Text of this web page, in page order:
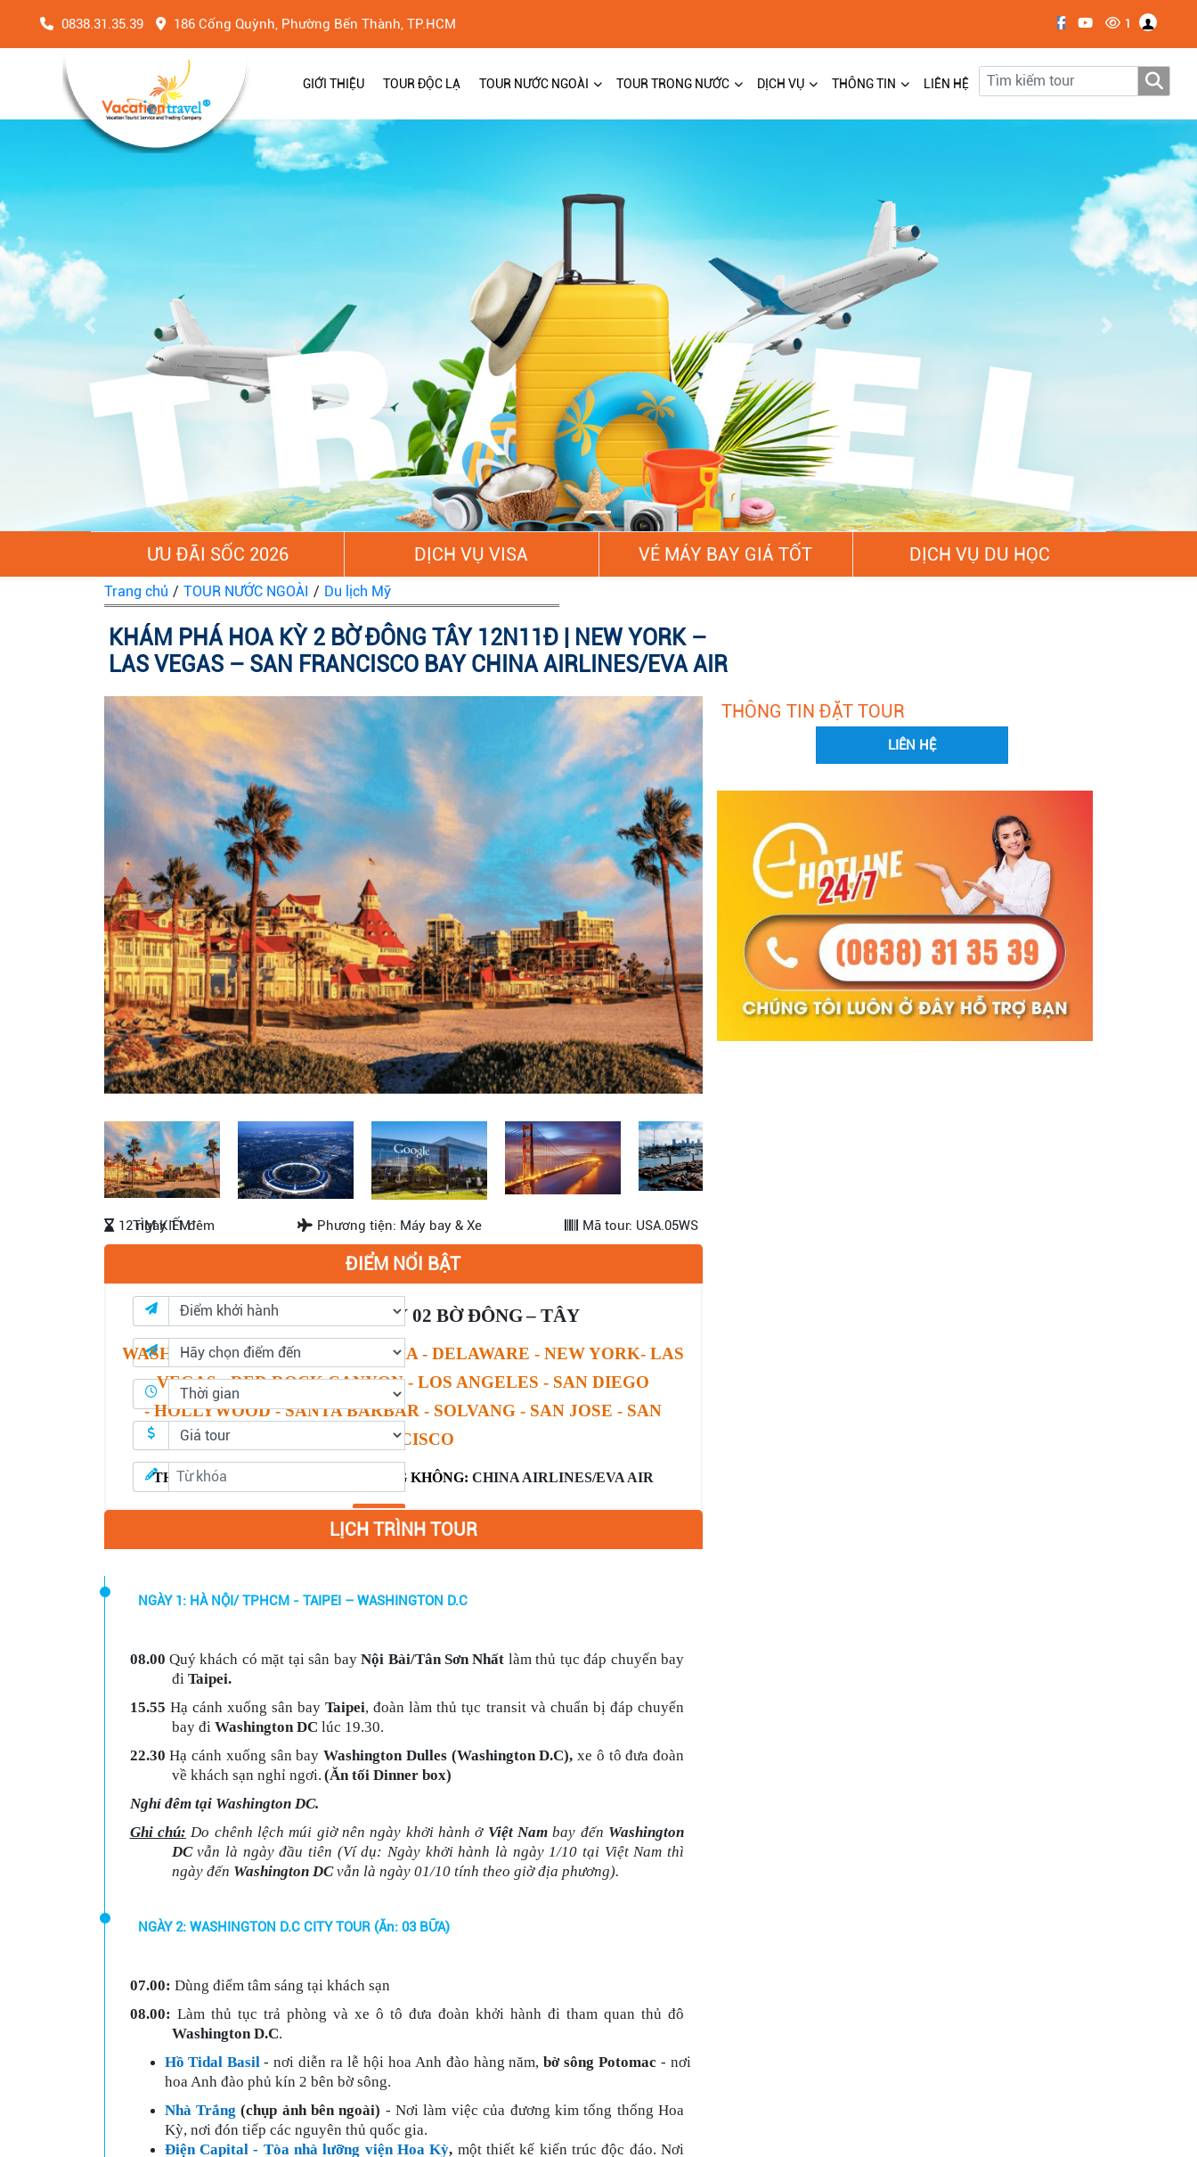
0838.31.35.39 186 Cống Quỳnh, Phường Bến Thành, TP.HCM 1
GIỚI THIỆU TOUR ĐỘC LẠ TOUR NƯỚC NGOÀI TOUR TRONG NƯỚC DỊCH VỤ THÔNG TIN LIÊN HỆ
Previous Next
TÌM KIẾM
Tour nước ngoài
ƯU ĐÃI SỐC 2026 DỊCH VỤ VISA VÉ MÁY BAY GIÁ TỐT DỊCH VỤ DU HỌC
Trang chủ / TOUR NƯỚC NGOÀI / Du lịch Mỹ
KHÁM PHÁ HOA KỲ 2 BỜ ĐÔNG TÂY 12N11Đ | NEW YORK –
LAS VEGAS – SAN FRANCISCO BAY CHINA AIRLINES/EVA AIR
12 ngày 11 đêm Phương tiện: Máy bay & Xe Mã tour: USA.05WS
ĐIỂM NỔI BẬT
KHÁM PHÁ HOA KỲ 02 BỜĐÔNG– TÂY
WASHINGTON DC - PHILADELPHIA - DELAWARE - NEW YORK-LAS
VEGAS - RED ROCK CANYON - LOS ANGELES - SAN DIEGO
-HOLLYWOOD - SANTA BARBAR - SOLVANG - SAN JOSE - SAN
FRANCISCO
THỜI GIAN: HÀNG KHÔNG: CHINA AIRLINES/EVA AIR
LỊCH TRÌNH TOUR
NGÀY 1: HÀ NỘI/ TPHCM - TAIPEI – WASHINGTON D.C
08.00 Quý khách có mặt tại sân bayNội Bài/Tân Sơn Nhất làm thủ tục đáp chuyến bay
đi Taipei.
15.55 Hạ cánh xuống sân bayTaipei, đoàn làm thủ tục transit và chuẩn bị đáp chuyến
bay đi Washington DC lúc 19.30.
22.30Hạ cánh xuống sân bayWashington Dulles (Washington D.C), xe ô tô đưa đoàn
về khách sạn nghỉ ngơi. (Ăn tối Dinner box)
Nghỉ đêm tại Washington DC.
Ghi chú: Do chênh lệch múi giờ nên ngày khởi hành ở Việt Nam bay đến Washington
DCvẫn là ngày đầu tiên (Ví dụ: Ngày khởi hành là ngày 1/10 tại Việt Nam thì
ngày đến Washington DCvẫn là ngày 01/10 tính theo giờ địa phương).
NGÀY 2: WASHINGTON D.C CITY TOUR (Ăn: 03 BỮA)
07.00: Dùng điểm tâm sáng tại khách sạn
08.00: Làm thủ tục trả phòng và xe ô tô đưa đoàn khởi hành đi tham quan thủ đô
Washington D.C.
Hồ Tidal Basil - nơi diễn ra lễ hội hoa Anh đào hàng năm,bờ sông Potomac - nơi
hoa Anh đào phủ kín 2 bên bờ sông.
Nhà Trắng(chụp ảnh bên ngoài) - Nơi làm việc của đương kim tổng thống Hoa
Kỳ, nơi đón tiếp các nguyên thủ quốc gia.
Điện Capital - Tòa nhà lưỡng viện Hoa Kỳ, một thiết kế kiến trúc độc đáo. Nơi
THÔNG TIN ĐẶT TOUR